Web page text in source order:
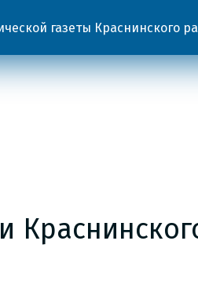
газеты Краснинского